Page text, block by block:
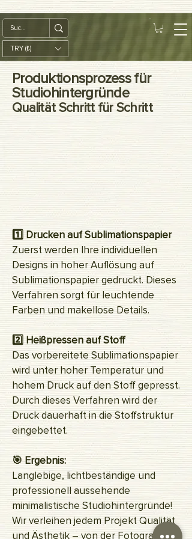
google-site-
verification=diZDfQffI8VBmUt2rHnbkYDIrcztmWKEWt5_Om4tH5U
TRY (₺)
Produktionsprozess für
Studiohintergründe
Qualität Schritt für Schritt
1️⃣ Drucken auf Sublimationspapier
Zuerst werden Ihre individuellen
Designs in hoher Auflösung auf
Sublimationspapier gedruckt. Dieses
Verfahren sorgt für leuchtende
Farben und makellose Details.
2️⃣ Heißpressen auf Stoff
Das vorbereitete Sublimationspapier
wird unter hoher Temperatur und
hohem Druck auf den Stoff gepresst.
Durch dieses Verfahren wird der
Druck dauerhaft in die Stoffstruktur
eingebettet.
🎯 Ergebnis:
Langlebige, lichtbeständige und
professionell aussehende
minimalistische Studiohintergründe!
Wir verleihen jedem Projekt Qualität
und Ästhetik – von der Fotografie bis